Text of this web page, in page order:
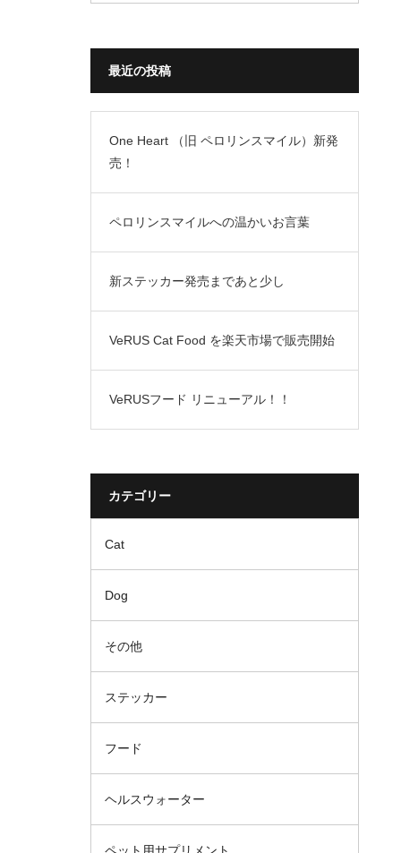
最近の投稿
One Heart （旧 ペロリンスマイル）新発
売！
ペロリンスマイルへの温かいお言葉
新ステッカー発売まであと少し
VeRUS Cat Food を楽天市場で販売開始
VeRUSフード リニューアル！！
カテゴリー
Cat
Dog
その他
ステッカー
フード
ヘルスウォーター